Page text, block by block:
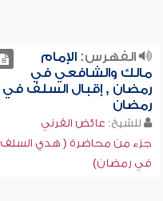
الفهرس:الإمام
مالك والشافعي في
رمضان , إقبال السلف في
رمضان
للشيخ: عائض القرني
جزء من محاضرة ( هدي السلف
في رمضان)